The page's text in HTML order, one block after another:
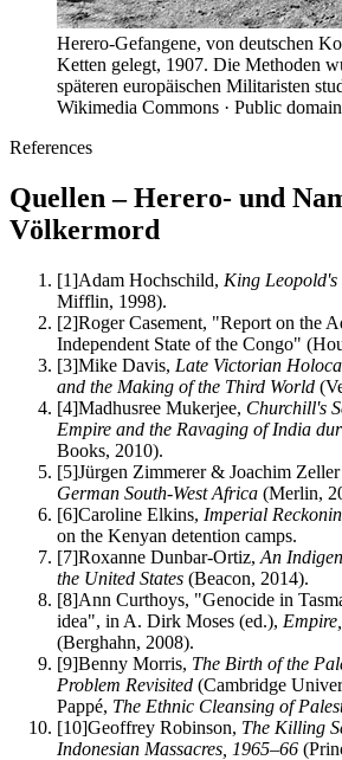
Herero-Gefangene, von deutschen
Ketten gelegt, 1907. Die Methoden
späteren europäischen Militaristen
Wikimedia Commons · Public domain
References
Quellen – Herero- und
Völkermord
[1]Adam Hochschild, King Leopold's
Mifflin, 1998).
[2]Roger Casement, "Report on the
Independent State of the Congo"
[3]Mike Davis, Late Victorian
and the Making of the Third World
[4]Madhusree Mukerjee, Churchill's
Empire and the Ravaging of India
Books, 2010).
[5]Jürgen Zimmerer & Joachim Zeller
German South-West Africa (Merlin,
[6]Caroline Elkins, Imperial
on the Kenyan detention camps.
[7]Roxanne Dunbar-Ortiz, An
the United States (Beacon, 2014).
[8]Ann Curthoys, "Genocide in
idea", in A. Dirk Moses (ed.),
(Berghahn, 2008).
[9]Benny Morris, The Birth of the
Problem Revisited (Cambridge
Pappé, The Ethnic Cleansing of
[10]Geoffrey Robinson, The Killing
Indonesian Massacres, 1965–66